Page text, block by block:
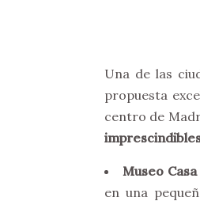
Una de las
propuesta
centro de
Museo
en una